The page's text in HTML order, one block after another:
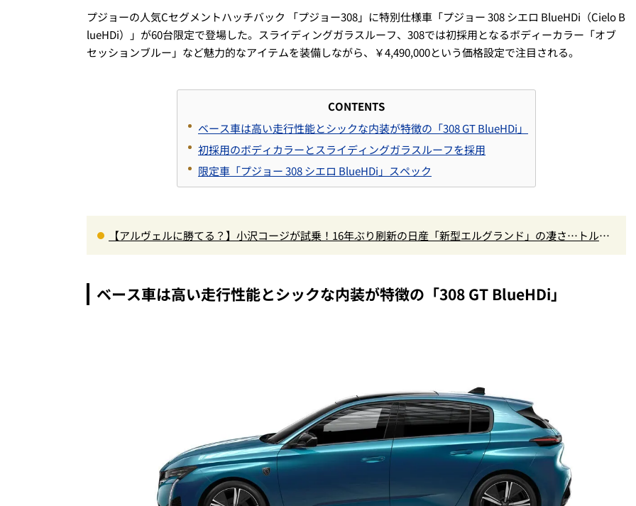
プジョーの人気Cセグメントハッチバック 「プジョー308」に特別仕様車「プジョー 308 シエロ BlueHDi（Cielo B
lueHDi）」が60台限定で登場した。スライディングガラスルーフ、308では初採用となるボディーカラー「オブ
セッションブルー」など魅力的なアイテムを装備しながら、￥4,490,000という価格設定で注目される。
CONTENTS
ベース車は高い走行性能とシックな内装が特徴の「308 GT BlueHDi」
初採用のボディカラーとスライディングガラスルーフを採用
限定車「プジョー 308 シエロ BlueHDi」スペック
【アルヴェルに勝てる？】小沢コージが試乗！16年ぶり刷新の日産「新型エルグランド」の凄さ…トルク5
ベース車は高い走行性能とシックな内装が特徴の「308 GT BlueHDi」